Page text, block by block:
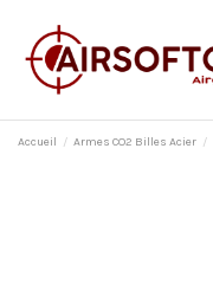
Accueil Armes CO2 Billes Acier